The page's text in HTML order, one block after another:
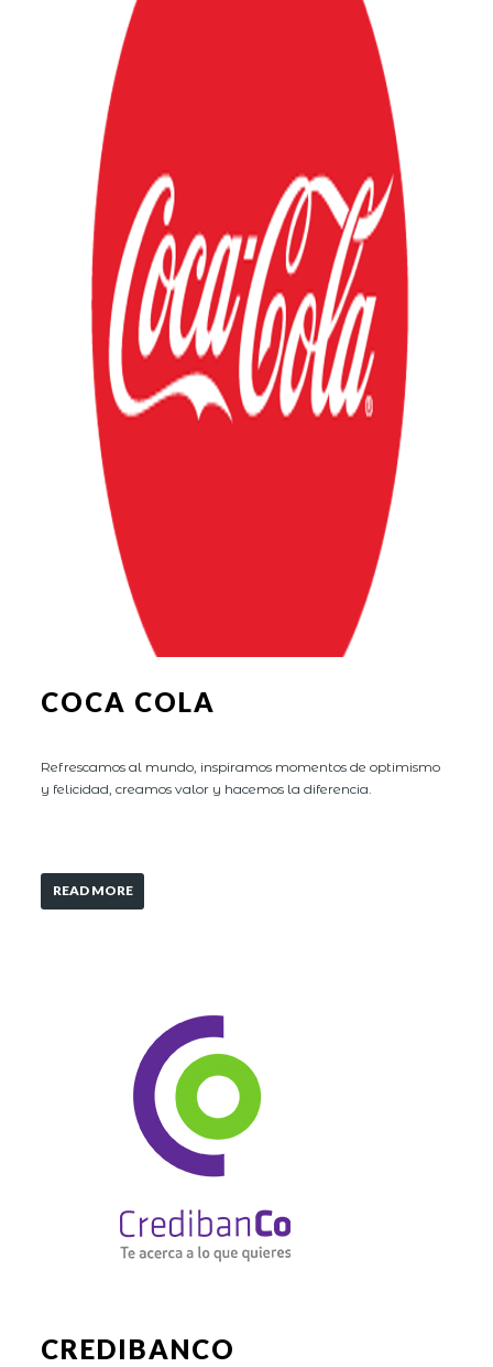
COCA COLA
Refrescamos al mundo, inspiramos momentos de optimismo
y felicidad, creamos valor y hacemos la diferencia.
READ MORE
CREDIBANCO